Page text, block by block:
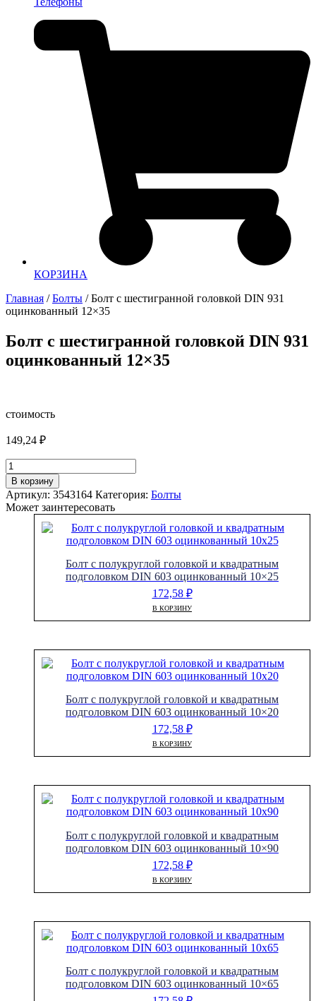
КОРЗИНА
Главная /Болты / Болт с шестигранной головкой DIN 931
оцинкованный 12×35
Болт с шестигранной головкой DIN 931
оцинкованный 12×35
стоимость
149,24 ₽
Количество
товара
Болт
с
шестигранной
головкой
оцинкованный
В корзину
Артикул: 3543164 Категория: Болты
Может заинтересовать
Болт с полукруглой головкой и квадратным
подголовком DIN 603 оцинкованный 10×25
172,58 ₽
В КОРЗИНУ
Болт с полукруглой головкой и квадратным
подголовком DIN 603 оцинкованный 10×20
172,58 ₽
В КОРЗИНУ
Болт с полукруглой головкой и квадратным
подголовком DIN 603 оцинкованный 10×90
172,58 ₽
В КОРЗИНУ
Болт с полукруглой головкой и квадратным
подголовком DIN 603 оцинкованный 10×65